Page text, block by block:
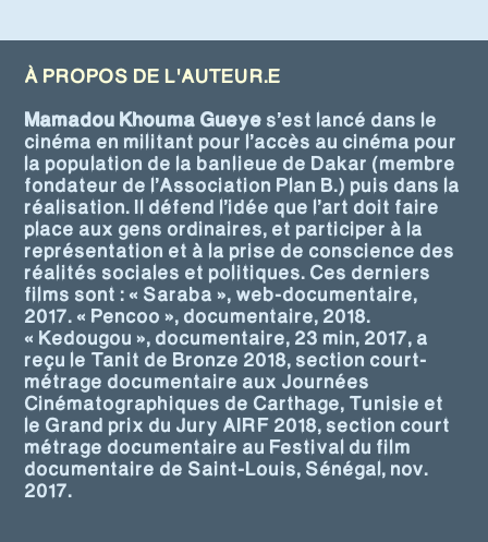
À PROPOS DE L'AUTEUR.E
Mamadou Khouma Gueye s’est lancé dans le
cinéma en militant pour l’accès au cinéma pour
la population de la banlieue de Dakar (membre
fondateur de l’Association Plan B.) puis dans la
réalisation. Il défend l’idée que l’art doit faire
place aux gens ordinaires, et participer à la
représentation et à la prise de conscience des
réalités sociales et politiques. Ces derniers
films sont : « Saraba », web-documentaire,
2017. « Pencoo », documentaire, 2018.
« Kedougou », documentaire, 23 min, 2017, a
reçu le Tanit de Bronze 2018, section court-
métrage documentaire aux Journées
Cinématographiques de Carthage, Tunisie et
le Grand prix du Jury AIRF 2018, section court
métrage documentaire au Festival du film
documentaire de Saint-Louis, Sénégal, nov.
2017.